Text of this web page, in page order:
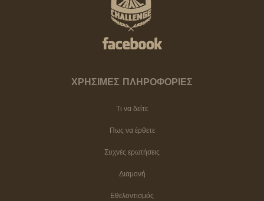
ΧΡΗΣΙΜΕΣ ΠΛΗΡΟΦΟΡΙΕΣ
Τι να δείτε
Πως να έρθετε
Συχνές ερωτήσεις
Διαμονή
Εθελοντισμός